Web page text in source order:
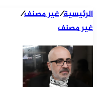
الرئيسية/غير مصنف/
غير مصنف